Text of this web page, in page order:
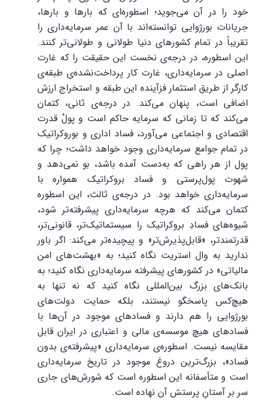
خود را در آن می‌جوید؛ اسطوره‌ای که بارها و بارها،
جریانات بورژوایی توانسته‌اند با آن عمر سرمایه‌داری را
تقریباً در تمام کشورهای دنیا طولانی و طولانی‌تر کنند.
این اسطوره، در درجه‌ی نخست این حقیقت را که غارت
اصلی در سرمایه‌داری، غارت کار پرداخت‌نشده‌ی طبقه‌ی
کارگر از طریق استثمار فزآینده این طبقه و استخراج ارزش
اضافی است، پنهان می‌کند. در درجه‌ی ثانی، کتمان
می‌کند که تا زمانی که سرمایه حاکم است و پولْ قدرت
اقتصادی و اجتماعی می‌آورد، فساد اداری و بوروکراتیک
در تمام جوامع سرمایه‌داری وجود خواهد داشت؛ چرا که
پول از هر راهی که به‌دست آمده باشد، بو نمی‌دهد و
شهوت پول‌پرستی و فساد بروکراتیک همواره با
سرمایه‌داری خواهد بود. در درجه‌ی ثالث، این اسطوره
کتمان می‌کند که هرچه سرمایه‌داری پیشرفته‌تر شود،
شیوه‌های فسادِ بروکراتیک را سیستماتیک‌تر، قانونی‌تر،
قدرتمندتر، «قابل‌پذیرش‌تر» و پیچیده‌تر می‌کند: اگر باور
ندارید به وال استریت نگاه کنید؛ به «بهشت‌های امن
مالیاتی» در کشورهای پیشرفته سرمایه‌داری نگاه کنید؛ به
بانک‌های بزرگ بین‌المللی نگاه کنید که نه تنها به
هیچ‌کس پاسخگو نیستند، بلکه حمایت دولت‌های
بورژوایی را هم دارند و فسادهای موجود در آن‌ها با
فسادهای هیچ موسسه‌ی مالی و اعتباری در ایران قابل
مقایسه نیست. اسطوره‌ی سرمایه‌داری «پیشرفته‌ی بدون
فساد»، بزرگ‌ترین دروغ موجود در تاریخ سرمایه‌داری
است و متأسفانه این اسطوره است که شورش‌های جاری
سر بر آستانِ پرستش آن نهاده است.